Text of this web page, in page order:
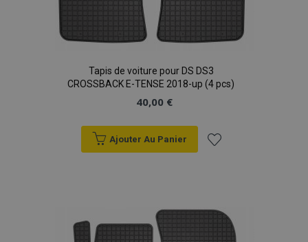
Tapis de voiture pour DS DS3
CROSSBACK E-TENSE 2018-up (4 pcs)
40,00 €
Ajouter Au Panier
liste